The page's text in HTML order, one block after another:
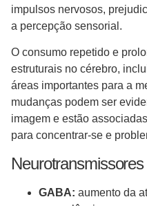
impulsos nervosos,
a percepção sensorial.
O consumo repetido e
estruturais no cérebro,
áreas importantes para a
mudanças podem ser
imagem e estão
para concentrar-se e
GABA: aumento da